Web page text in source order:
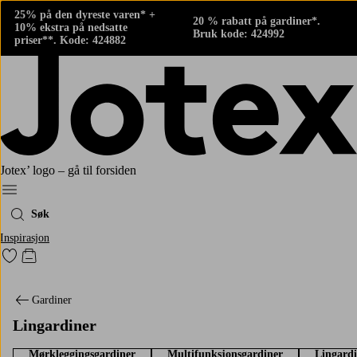
25% på den dyreste varen* +
10% ekstra på nedsatte
priser**. Kode: 424882
20 % rabatt på gardiner*.
Bruk kode: 424992
Jotex’ logo – gå til forsiden
Meny
Søk
Inspirasjon
Gå til favorittmerkede produkter
Gå til handlekurven
Gardiner
Lingardiner
Mørkleggingsgardiner Multifunksjonsgardiner